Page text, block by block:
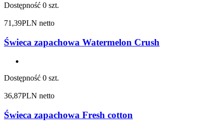
Dostępność 0 szt.
71,39PLN netto
Świeca zapachowa Watermelon Crush
Dostępność 0 szt.
36,87PLN netto
Świeca zapachowa Fresh cotton